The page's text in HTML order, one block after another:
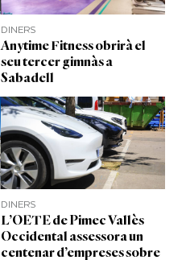
DINERS
Anytime Fitness obrirà el
seu tercer gimnàs a
Sabadell
DINERS
L’OETE de Pimec Vallès
Occidental assessora un
centenar d’empreses sobre